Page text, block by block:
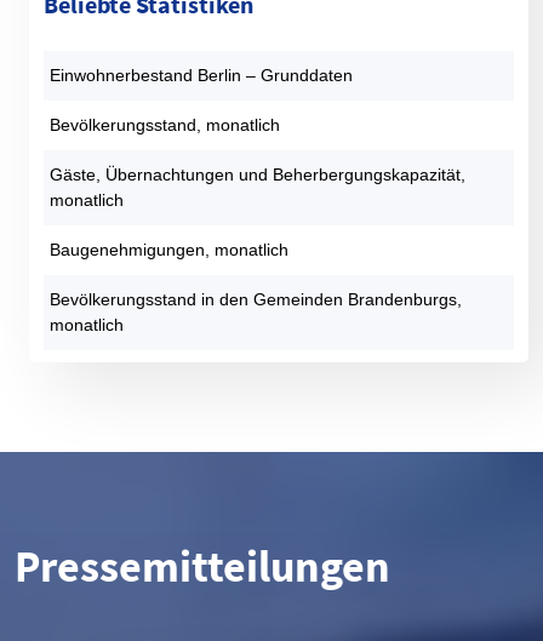
Einwohnerbestand Berlin – Grunddaten
Bevölkerungsstand, monatlich
Gäste, Übernachtungen und Beherbergungskapazität,
monatlich
Baugenehmigungen, monatlich
Bevölkerungsstand in den Gemeinden Brandenburgs,
monatlich
Pressemitteilungen